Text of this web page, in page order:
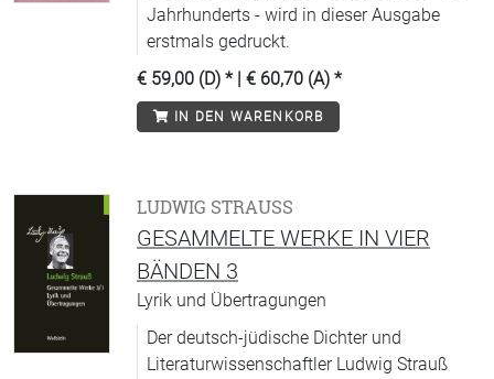
Jahrhunderts - wird in dieser Ausgabe
erstmals gedruckt.
€ 59,00 (D) * | € 60,70 (A) *
IN DEN WARENKORB
LUDWIG STRAUSS
GESAMMELTE WERKE IN VIER
BÄNDEN 3
Lyrik und Übertragungen
Der deutsch-jüdische Dichter und
Literaturwissenschaftler Ludwig Strauß